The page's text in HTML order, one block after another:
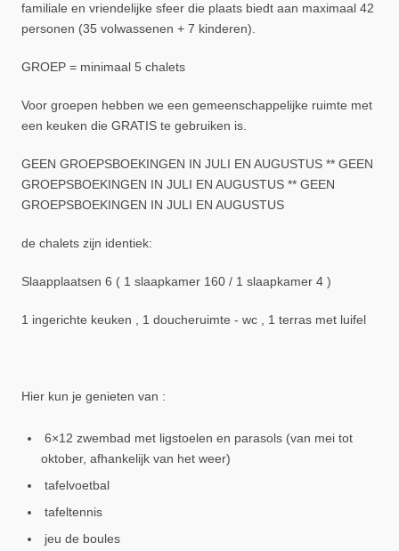
familiale en vriendelijke sfeer die plaats biedt aan maximaal 42
personen (35 volwassenen + 7 kinderen).
GROEP = minimaal 5 chalets
Voor groepen hebben we een gemeenschappelijke ruimte met
een keuken die GRATIS te gebruiken is.
GEEN GROEPSBOEKINGEN IN JULI EN AUGUSTUS ** GEEN
GROEPSBOEKINGEN IN JULI EN AUGUSTUS ** GEEN
GROEPSBOEKINGEN IN JULI EN AUGUSTUS
de chalets zijn identiek:
Slaapplaatsen 6 ( 1 slaapkamer 160 / 1 slaapkamer 4 )
1 ingerichte keuken , 1 doucheruimte - wc , 1 terras met luifel
Hier kun je genieten van :
6×12 zwembad met ligstoelen en parasols (van mei tot
oktober, afhankelijk van het weer)
tafelvoetbal
tafeltennis
jeu de boules